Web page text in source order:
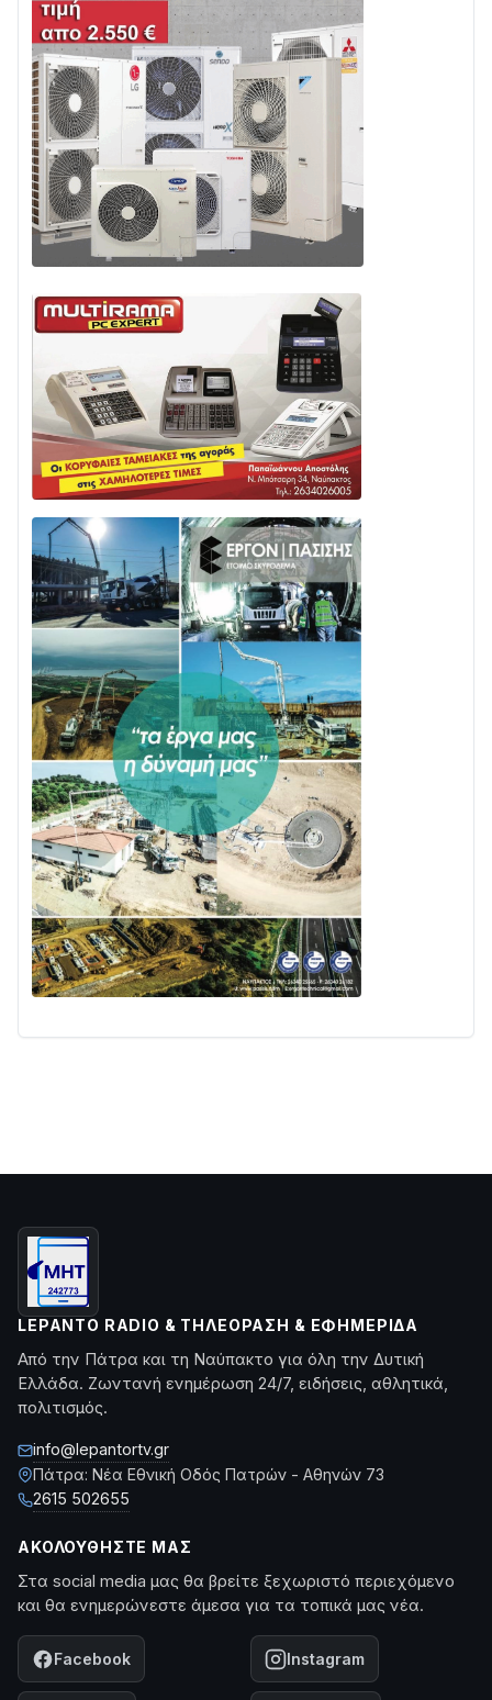
LEPANTO RADIO & ΤΗΛΕΌΡΑΣΗ & ΕΦΗΜΕΡΊΔΑ
Από την Πάτρα και τη Ναύπακτο για όλη την Δυτική
Ελλάδα. Ζωντανή ενημέρωση 24/7, ειδήσεις, αθλητικά,
πολιτισμός.
info@lepantortv.gr
Πάτρα: Νέα Εθνική Οδός Πατρών - Αθηνών 73
2615 502655
ΑΚΟΛΟΥΘΉΣΤΕ ΜΑΣ
Στα social media μας θα βρείτε ξεχωριστό περιεχόμενο
και θα ενημερώνεστε άμεσα για τα τοπικά μας νέα.
Facebook Instagram